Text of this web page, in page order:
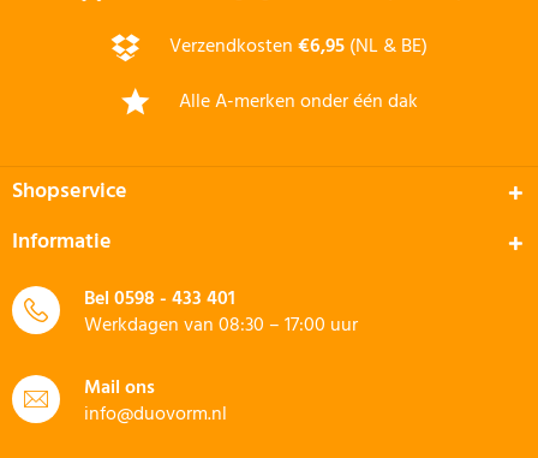
Verzendkosten€6,95(NL & BE)
Alle A-merken onder één dak
Shopservice
Informatie
Bel0598 - 433 401
Werkdagen van 08:30 – 17:00 uur
Mail ons
info@duovorm.nl